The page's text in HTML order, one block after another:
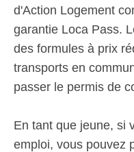
d'Action Logement
garantie Loca Pass.
des formules à prix
transports en
passer le permis de
En tant que jeune, si
emploi, vous pouvez